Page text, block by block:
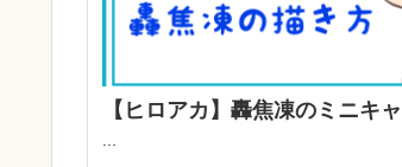
【ヒロアカ】轟焦凍のミニキ